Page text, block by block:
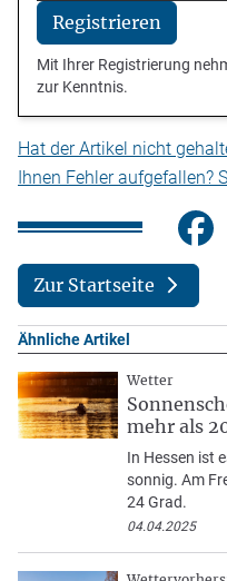
Registrieren
Mit Ihrer Registrierung
zur Kenntnis.
Hat der Artikel nicht
Ihnen Fehler aufgefallen?
Zur Startseite
Ähnliche Artikel
Wetter
mehr als
In Hessen ist
sonnig. Am
24 Grad.
04.04.2025